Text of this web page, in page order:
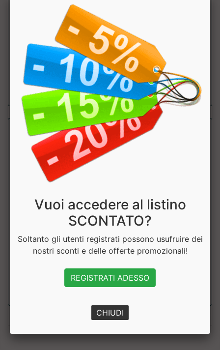
CANOTTIERA BOXE COLOR BLOCK AB236
Leone
Canotta leggera i poliestere, comoda e pratica per
l`allenamento. ....
a partire da € 19.71
sconto 10%
CANOTTIERA BOXE DNA AB228
Leone
Canottiera da boxe leggera e traspirante. ....
a partire da € 21.51
Vuoi accedere al listino
SCONTATO?
Soltanto gli utenti registrati possono usufruire dei
nostri sconti e delle offerte promozionali!
REGISTRATI ADESSO
CHIUDI